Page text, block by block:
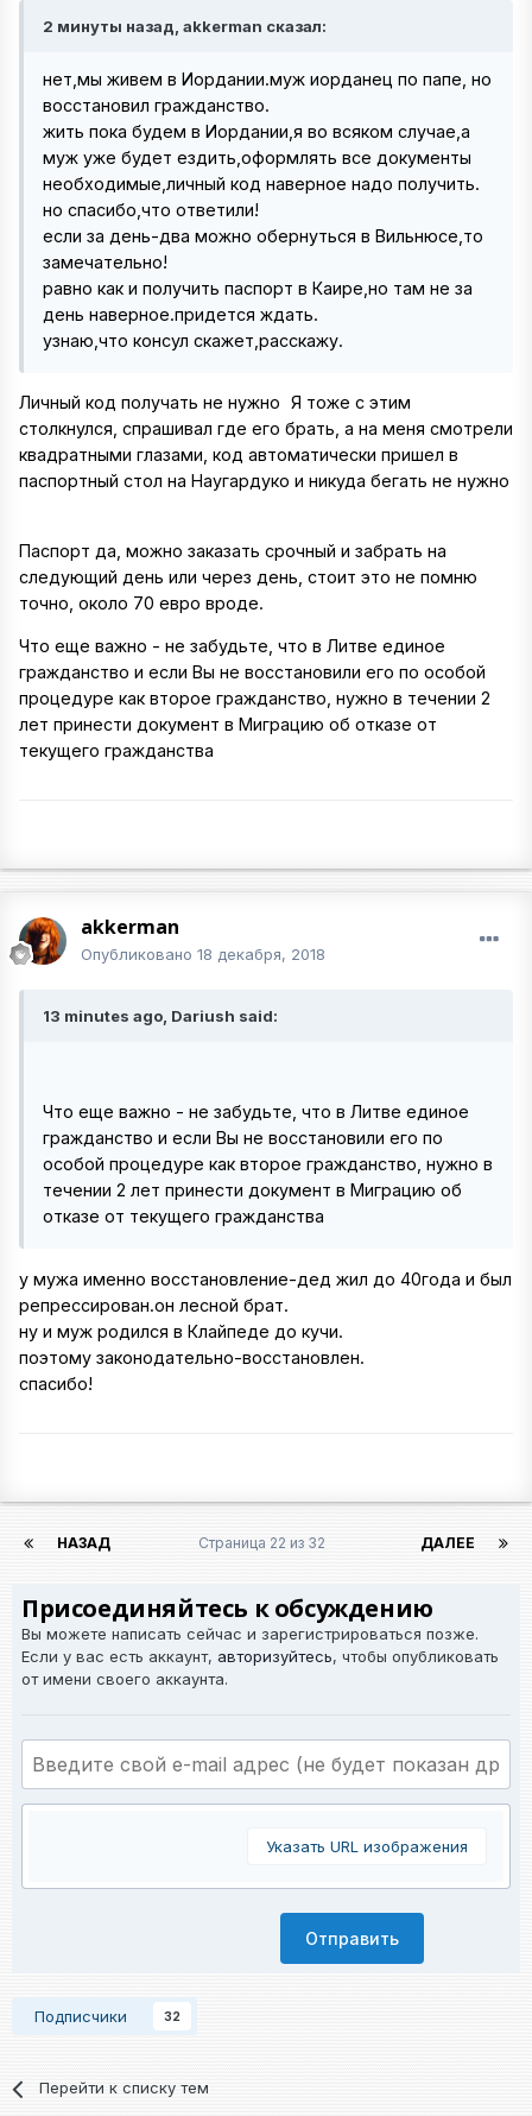
2 минуты назад, akkerman сказал:
нет,мы живем в Иордании.муж иорданец по папе, но
восстановил гражданство.
жить пока будем в Иордании,я во всяком случае,а
муж уже будет ездить,оформлять все документы
необходимые,личный код наверное надо получить.
но спасибо,что ответили!
если за день-два можно обернуться в Вильнюсе,то
замечательно!
равно как и получить паспорт в Каире,но там не за
день наверное.придется ждать.
узнаю,что консул скажет,расскажу.
Личный код получать не нужно Я тоже с этим
столкнулся, спрашивал где его брать, а на меня смотрели
квадратными глазами, код автоматически пришел в
паспортный стол на Наугардуко и никуда бегать не нужно
Паспорт да, можно заказать срочный и забрать на
следующий день или через день, стоит это не помню
точно, около 70 евро вроде.
Что еще важно - не забудьте, что в Литве единое
гражданство и если Вы не восстановили его по особой
процедуре как второе гражданство, нужно в течении 2
лет принести документ в Миграцию об отказе от
текущего гражданства
akkerman
Опубликовано 18 декабря, 2018
13 minutes ago, Dariush said:
Что еще важно - не забудьте, что в Литве единое
гражданство и если Вы не восстановили его по
особой процедуре как второе гражданство, нужно в
течении 2 лет принести документ в Миграцию об
отказе от текущего гражданства
у мужа именно восстановление-дед жил до 40года и был
репрессирован.он лесной брат.
ну и муж родился в Клайпеде до кучи.
поэтому законодательно-восстановлен.
спасибо!
НАЗАД ДАЛЕЕ
Страница 22 из 32
Присоединяйтесь к обсуждению
Вы можете написать сейчас и зарегистрироваться позже.
Если у вас есть аккаунт, авторизуйтесь, чтобы опубликовать
от имени своего аккаунта.
Указать URL изображения
Отправить
Подписчики 32
Перейти к списку тем